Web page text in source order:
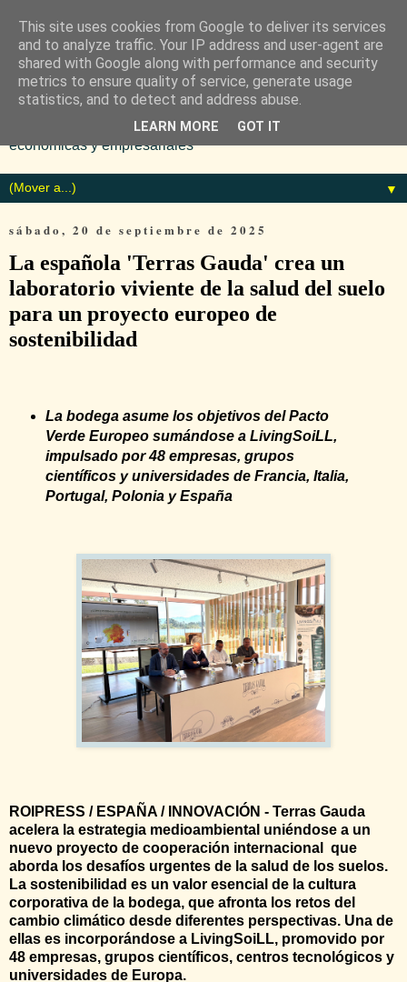
Diario especializado en noticias
económicas y empresariales
▼
sábado, 20 de septiembre de 2025
La española 'Terras Gauda' crea un
laboratorio viviente de la salud del suelo
para un proyecto europeo de
sostenibilidad
La bodega asume los objetivos del Pacto
Verde Europeo sumándose a LivingSoiLL,
impulsado por 48 empresas, grupos
científicos y universidades de Francia, Italia,
Portugal, Polonia y España
ROIPRESS / ESPAÑA / INNOVACIÓN - Terras Gauda
acelera la estrategia medioambiental uniéndose a un
nuevo proyecto de cooperación internacional que
aborda los desafíos urgentes de la salud de los suelos.
La sostenibilidad es un valor esencial de la cultura
corporativa de la bodega, que afronta los retos del
cambio climático desde diferentes perspectivas. Una de
ellas es incorporándose a LivingSoiLL, promovido por
48 empresas, grupos científicos, centros tecnológicos y
universidades de Europa.
This site uses cookies from Google to deliver its services
and to analyze traffic. Your IP address and user-agent are
shared with Google along with performance and security
metrics to ensure quality of service, generate usage
statistics, and to detect and address abuse.
LEARN MORE GOT IT